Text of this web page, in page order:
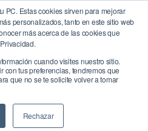
PC. Estas cookies sirven para mejorar
personalizados, tanto en este sitio web
más acerca de las cookies que
cuando visites nuestro sitio.
con tus preferencias, tendremos que
que no se te solicite volver a tomar
Rechazar
Categorías
DIGITALES